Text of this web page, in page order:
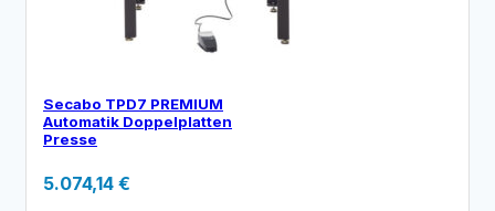
Secabo TPD7 PREMIUM
Automatik Doppelplatten
Presse
5.074,14 €